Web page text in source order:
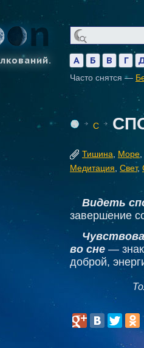
А Б В Г
Часто снятся —
С
Тишина Море
Медитация Свет,
Видеть
завершение
во сне —
доброй,